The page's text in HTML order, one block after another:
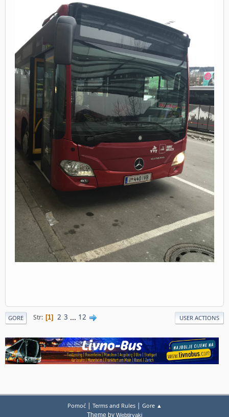
GORE Str 1 2 3 ... 12 USER ACTIONS
Pomoć| Terms and Rules| Gore ▲
Theme by Webtiryaki